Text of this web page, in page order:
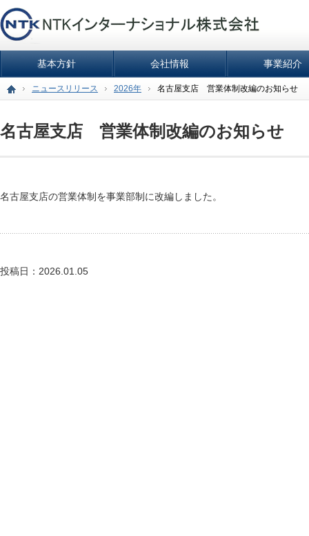
基本方針 会社情報 事業紹介
ニュースリリース 2026年 名古屋支店 営業体制改編のお知らせ
名古屋支店 営業体制改編のお知らせ
名古屋支店の営業体制を事業部制に改編しました。
投稿日：2026.01.05